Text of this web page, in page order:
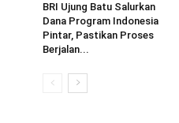
BRI Ujung Batu Salurkan
Dana Program Indonesia
Pintar, Pastikan Proses
Berjalan...